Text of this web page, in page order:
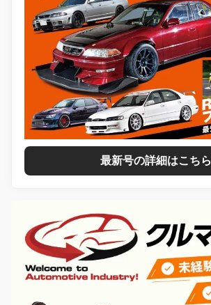
最新号の詳細はこちら